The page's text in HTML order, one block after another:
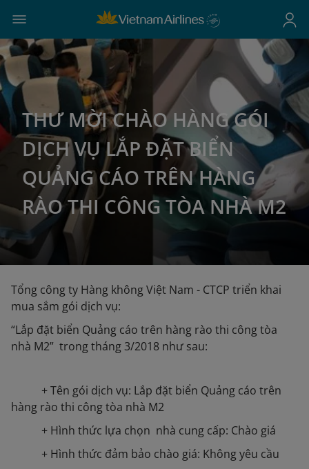
THƯ MỜI CHÀO HÀNG GÓI
DỊCH VỤ LẮP ĐẶT BIỂN
QUẢNG CÁO TRÊN HÀNG
RÀO THI CÔNG TÒA NHÀ M2
Tổng công ty Hàng không Việt Nam - CTCP triển khai
mua sắm gói dịch vụ:
“Lắp đặt biển Quảng cáo trên hàng rào thi công tòa
nhà M2” trong tháng 3/2018 như sau:
+ Tên gói dịch vụ: Lắp đặt biển Quảng cáo trên
hàng rào thi công tòa nhà M2
+ Hình thức lựa chọn nhà cung cấp: Chào giá
+ Hình thức đảm bảo chào giá: Không yêu cầu